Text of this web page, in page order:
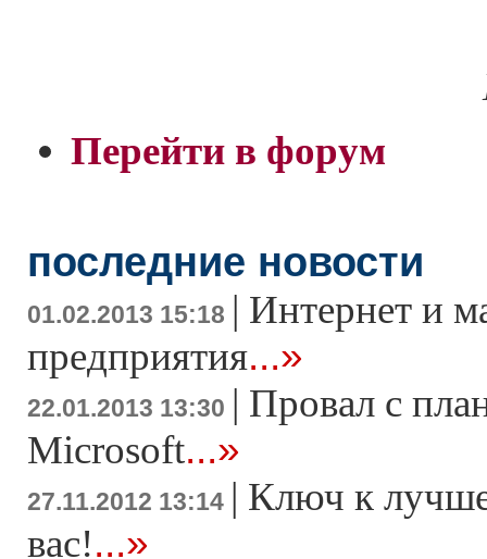
Перейти в форум
последние новости
01.02.2013 15:18 | Интернет и
предприятия...»
22.01.2013 13:30 | Провал с
Microsoft...»
27.11.2012 13:14 | Ключ к
вас!...»